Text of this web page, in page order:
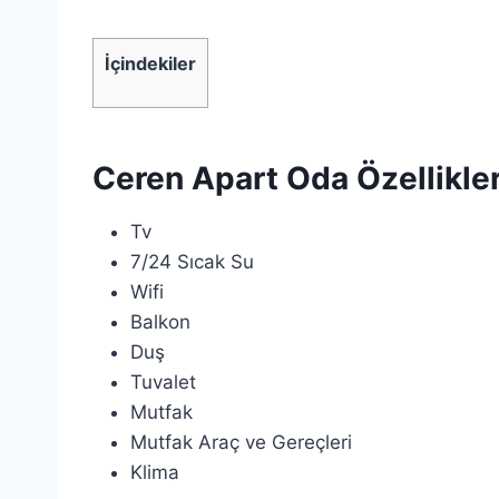
İçindekiler
Ceren Apart Oda
Tv
7/24 Sıcak Su
Wifi
Balkon
Duş
Tuvalet
Mutfak
Mutfak Araç ve Gereçleri
Klima